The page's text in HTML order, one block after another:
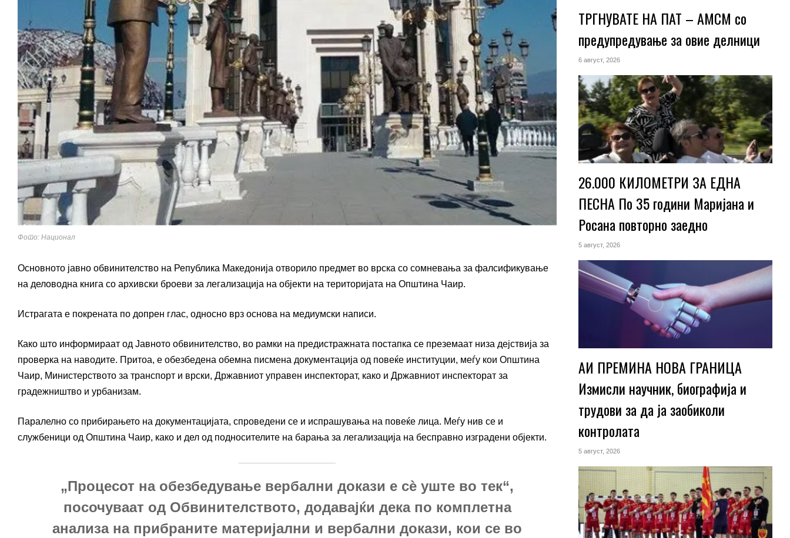
Фото: Национал
Основното јавно обвинителство на Република Македонија отворило предмет во врска со сомневања за фалсификување
на деловодна книга со архивски броеви за легализација на објекти на територијата на Општина Чаир.
Истрагата е покрената по допрен глас, односно врз основа на медиумски написи.
Како што информираат од Јавното обвинителство, во рамки на предистражната постапка се преземаат низа дејствија за
проверка на наводите. Притоа, е обезбедена обемна писмена документација од повеќе институции, меѓу кои Општина
Чаир, Министерството за транспорт и врски, Државниот управен инспекторат, како и Државниот инспекторат за
градежништво и урбанизам.
Паралелно со прибирањето на документацијата, спроведени се и испрашувања на повеќе лица. Меѓу нив се и
службеници од Општина Чаир, како и дел од подносителите на барања за легализација на бесправно изградени објекти.
„Процесот на обезбедување вербални докази е сѐ уште во тек“,
посочуваат од Обвинителството, додавајќи дека по комплетна
анализа на прибраните материјални и вербални докази, кои се во
ТРГНУВАТЕ НА ПАТ – АМСМ со
предупредување за овие делници
6 август, 2026
26.000 КИЛОМЕТРИ ЗА ЕДНА
ПЕСНА По 35 години Маријана и
Росана повторно заедно
5 август, 2026
АИ ПРЕМИНА НОВА ГРАНИЦА
Измисли научник, биографија и
трудови за да ја заобиколи
контролата
5 август, 2026